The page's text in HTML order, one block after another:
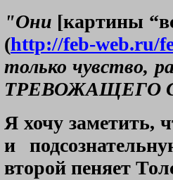
"Они [картины
(http://feb-web.ru/
только чувство,
ТРЕВОЖАЩЕГО
Я хочу заметить,
и
второй пеняет